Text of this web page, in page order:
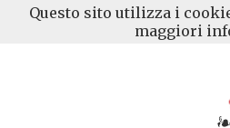
Questo sito utilizza i
maggiori